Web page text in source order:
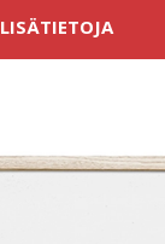
LISÄTIETOJA